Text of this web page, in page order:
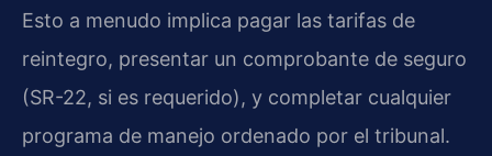
Esto a menudo implica pagar las tarifas de
reintegro, presentar un comprobante de seguro
(SR-22, si es requerido), y completar cualquier
programa de manejo ordenado por el tribunal.